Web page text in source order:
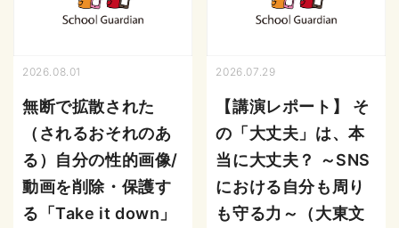
2026.08.01
無断で拡散された
（されるおそれのあ
る）自分の性的画像/
動画を削除・保護す
る「Take it down」
2026.07.29
【講演レポート】 そ
の「大丈夫」は、本
当に大丈夫？ ～SNS
における自分も周り
も守る力～（大東文